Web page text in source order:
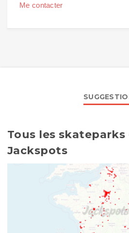
Me contacter
Tous les skateparks
Jackspots